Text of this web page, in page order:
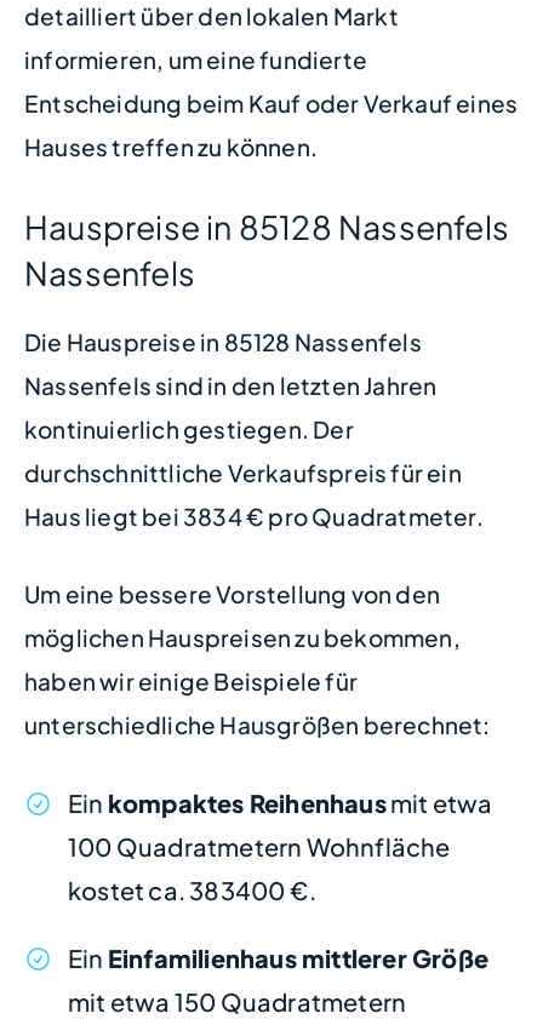
detailliert über den lokalen Markt
informieren, um eine fundierte
Entscheidung beim Kauf oder Verkauf eines
Hauses treffen zu können.
Hauspreise in 85128 Nassenfels
Nassenfels
Die Hauspreise in 85128 Nassenfels
Nassenfels sind in den letzten Jahren
kontinuierlich gestiegen. Der
durchschnittliche Verkaufspreis für ein
Haus liegt bei 3834 € pro Quadratmeter.
Um eine bessere Vorstellung von den
möglichen Hauspreisen zu bekommen,
haben wir einige Beispiele für
unterschiedliche Hausgrößen berechnet:
Ein kompaktes Reihenhausmit etwa
100 Quadratmetern Wohnfläche
kostet ca. 383400 €.
Ein Einfamilienhaus mittlerer Größe
mit etwa 150 Quadratmetern